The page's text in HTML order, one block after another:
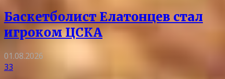
Баскетболист Елатонцев стал
игроком ЦСКА
01.08.2026
33